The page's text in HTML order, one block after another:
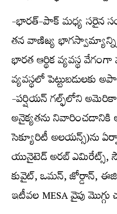
-భారత్-పాక్ మధ్య సరైన
తన వాణిజ్య
భారత ఆర్థిక వ్యవస్థ
వ్యవస్థలో
-పర్షియన్ గల్ఫ్‌లోని
అనైక్యతను నివారించడానికి
సెక్యూరిటీ అలయన్స్)ను
యునైటెడ్ అరబ్
కువైట్, ఒమన్, జోర్డాన్,
ఇటీవల MESA వైపు మొగ్గు